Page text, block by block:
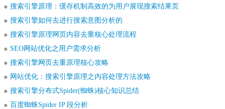
搜索引擎原理：缓存机制高效的为用户展现搜索结果页
搜索引擎如何去进行搜索意图分析的
搜索引擎原理网页内容去重核心处理流程
SEO网站优化之用户需求分析
搜索引擎网页去重原理核心攻略
网站优化：搜索引擎原理之内容处理方法攻略
搜索引擎分布式Spider(蜘蛛)核心知识总结
百度蜘蛛Spider IP 段分析